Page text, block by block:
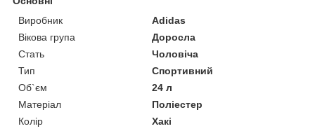
Виробник
Adidas
Вікова група
Доросла
Стать
Чоловіча
Тип
Спортивний
Об`єм
24 л
Матеріал
Поліестер
Колір
Хакі